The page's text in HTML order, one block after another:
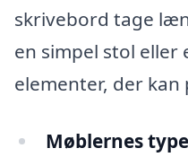
skrivebord tage
en simpel stol eller
elementer, der kan
Møblernes